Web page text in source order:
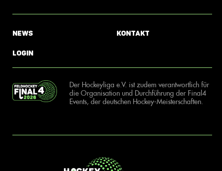
News
Login
Kontakt
Der Hockeyliga e.V. ist zudem verantwortlich für
die Organisation und Durchführung der Final4
Events, der deutschen Hockey-Meisterschaften.